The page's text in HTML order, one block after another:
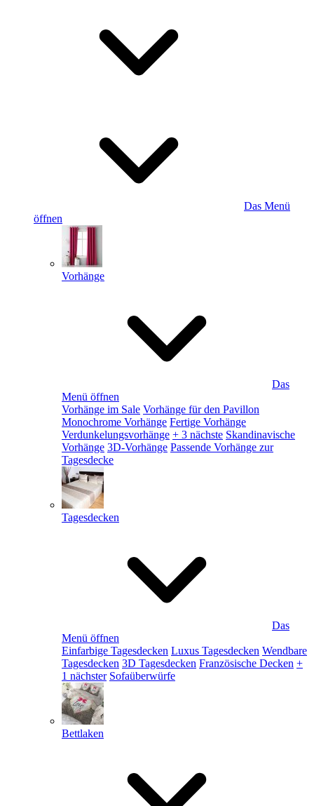
Das Menü
öffnen
Vorhänge
Das
Menü öffnen
Vorhänge im Sale Vorhänge für den Pavillon
Monochrome Vorhänge Fertige Vorhänge
Verdunkelungsvorhänge + 3 nächste Skandinavische
Vorhänge 3D-Vorhänge Passende Vorhänge zur
Tagesdecke
Tagesdecken
Das
Menü öffnen
Einfarbige Tagesdecken Luxus Tagesdecken Wendbare
Tagesdecken 3D Tagesdecken Französische Decken +
1 nächster Sofaüberwürfe
Bettlaken